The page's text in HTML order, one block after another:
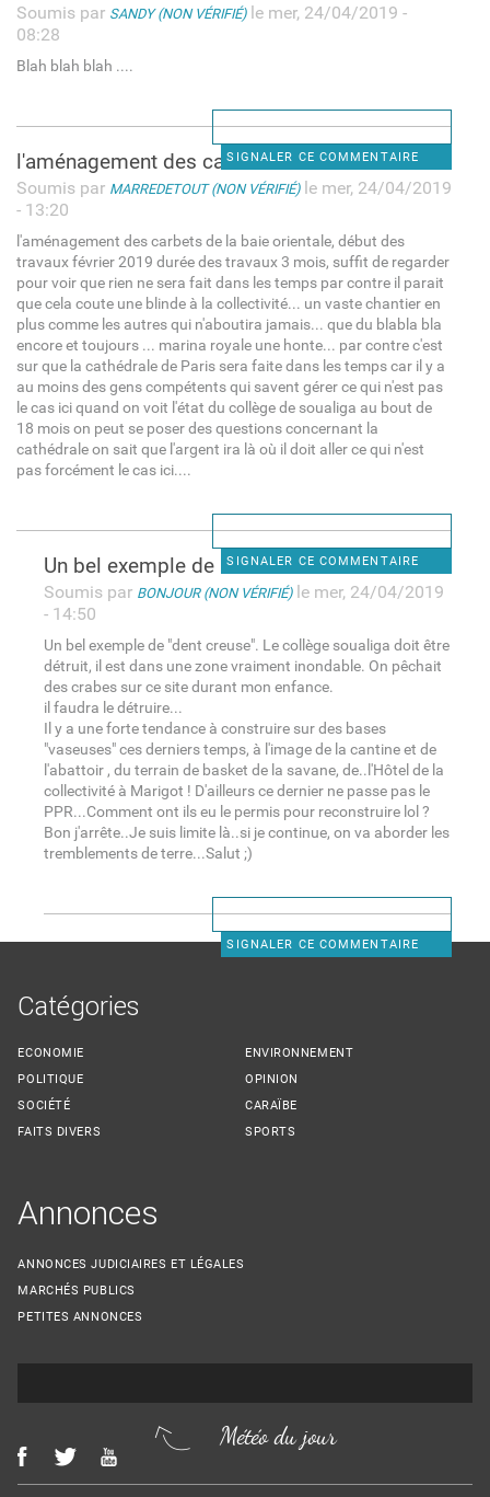
Soumis par SANDY (NON VÉRIFIÉ)le mer, 24/04/2019 -
08:28
Blah blah blah ....
SIGNALER CE COMMENTAIRE
l'aménagement des carbets de
Soumis par MARREDETOUT (NON VÉRIFIÉ)le mer, 24/04/2019
- 13:20
l'aménagement des carbets de la baie orientale, début des
travaux février 2019 durée des travaux 3 mois, suffit de regarder
pour voir que rien ne sera fait dans les temps par contre il parait
que cela coute une blinde à la collectivité... un vaste chantier en
plus comme les autres qui n'aboutira jamais... que du blabla bla
encore et toujours ... marina royale une honte... par contre c'est
sur que la cathédrale de Paris sera faite dans les temps car il y a
au moins des gens compétents qui savent gérer ce qui n'est pas
le cas ici quand on voit l'état du collège de soualiga au bout de
18 mois on peut se poser des questions concernant la
cathédrale on sait que l'argent ira là où il doit aller ce qui n'est
pas forcément le cas ici....
SIGNALER CE COMMENTAIRE
Un bel exemple de "dent
Soumis par BONJOUR (NON VÉRIFIÉ)le mer, 24/04/2019
- 14:50
Un bel exemple de "dent creuse". Le collège soualiga doit être
détruit, il est dans une zone vraiment inondable. On pêchait
des crabes sur ce site durant mon enfance.
il faudra le détruire...
Il y a une forte tendance à construire sur des bases
"vaseuses" ces derniers temps, à l'image de la cantine et de
l'abattoir , du terrain de basket de la savane, de..l'Hôtel de la
collectivité à Marigot ! D'ailleurs ce dernier ne passe pas le
PPR...Comment ont ils eu le permis pour reconstruire lol ?
Bon j'arrête..Je suis limite là..si je continue, on va aborder les
tremblements de terre...Salut ;)
SIGNALER CE COMMENTAIRE
Catégories
ECONOMIE
POLITIQUE
SOCIÉTÉ
FAITS DIVERS
ENVIRONNEMENT
OPINION
CARAÏBE
SPORTS
Annonces
ANNONCES JUDICIAIRES ET LÉGALES
MARCHÉS PUBLICS
PETITES ANNONCES
Météo du jour